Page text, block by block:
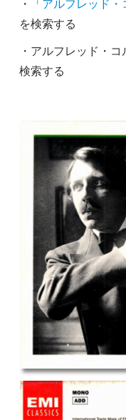
・「 アルフレッド・
を検索する
・アルフレッド・コ
検索する